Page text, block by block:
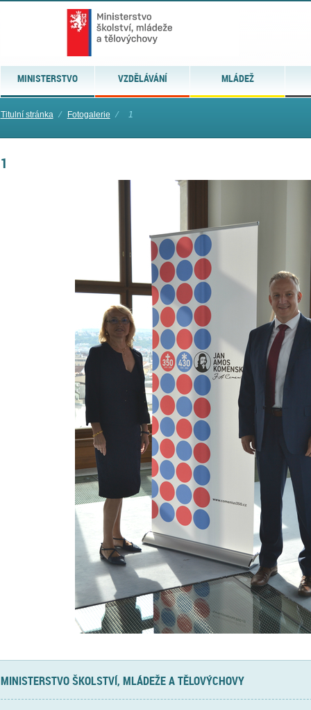
MINISTERSTVO VZDĚLÁVÁNÍ MLÁDEŽ
Titulní stránka ⁄ Fotogalerie ⁄ 1
1
MINISTERSTVO ŠKOLSTVÍ, MLÁDEŽE A TĚLOVÝCHOVY